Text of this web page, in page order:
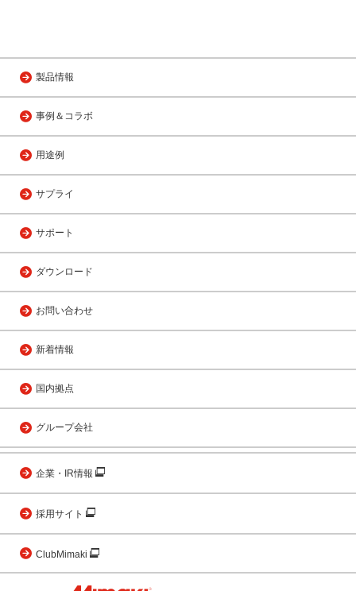
製品情報
事例＆コラボ
用途例
サプライ
サポート
ダウンロード
お問い合わせ
新着情報
国内拠点
グループ会社
企業・IR情報
採用サイト
ClubMimaki